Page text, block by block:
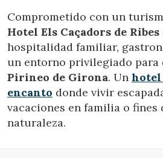
Comprometido con un
Hotel Els Caçadors de Ribes
hospitalidad familiar,
un entorno privilegiado
Pirineo de Girona. Un hotel
encanto donde vivir
vacaciones en familia o fines
naturaleza.
Estas cookies son utilizadas para
sobre las preferencias y elecciones
a través de la observación
navegación. Gracias a ellas,
de navegación en el sitio web y
relacionada con el perfil de